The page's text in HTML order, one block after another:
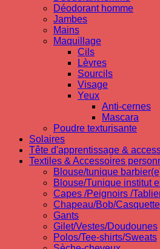
Déodorant homme
Jambes
Mains
Maquillage
Cils
Lèvres
Sourcils
Visage
Yeux
Anti-cernes
Mascara
Poudre texturisante
Solaires
Tête d'apprentissage &
Textiles & Accessoires
Blouse/tunique
Blouse/Tunique institut
Capes /Peignoirs /
Chapeau/Bob/
Gants
Gilet/Vestes/Doudounes
Polos/Tee-shirts/Sweats